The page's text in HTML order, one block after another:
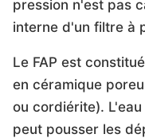
pression n'est pas
interne d'un filtre à
Le FAP est
en céramique
ou cordiérite).
peut pousser les